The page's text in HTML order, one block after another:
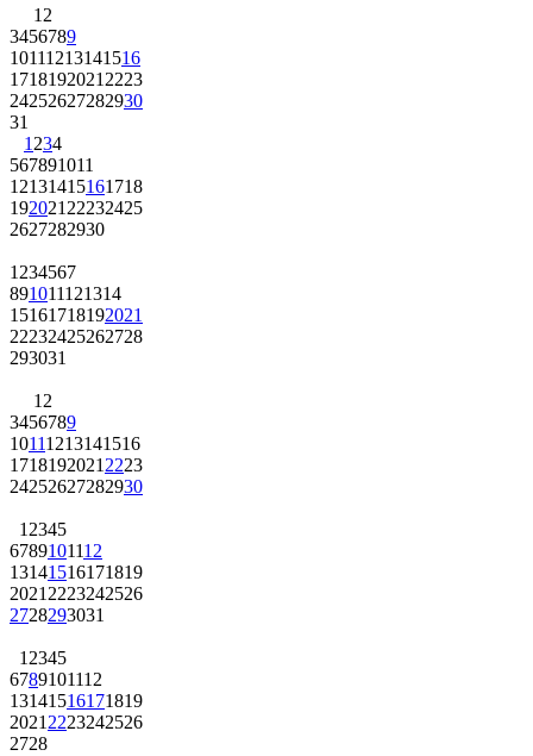
1 2
3456789
10111213141516
1718192021 2223
24252627282930
31
1 234
567891011
12131415161718
192021 22232425
2627282930
1 234567
891011121314
15161718192021
22232425262728
293031
1 2
3456789
10111213141516
1718192021 2223
24252627282930
1 2345
6789101112
13141516171819
2021 2223242526
2728293031
1 2345
6789101112
13141516171819
2021 2223242526
2728